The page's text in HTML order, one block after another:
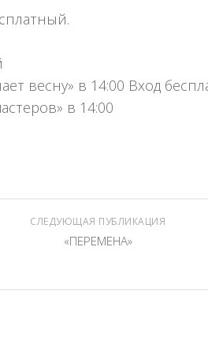
весну» в 14:00 Вход
в 14:00
СЛЕДУЮЩАЯ ПУБЛИКАЦИЯ
«ПЕРЕМЕНА»